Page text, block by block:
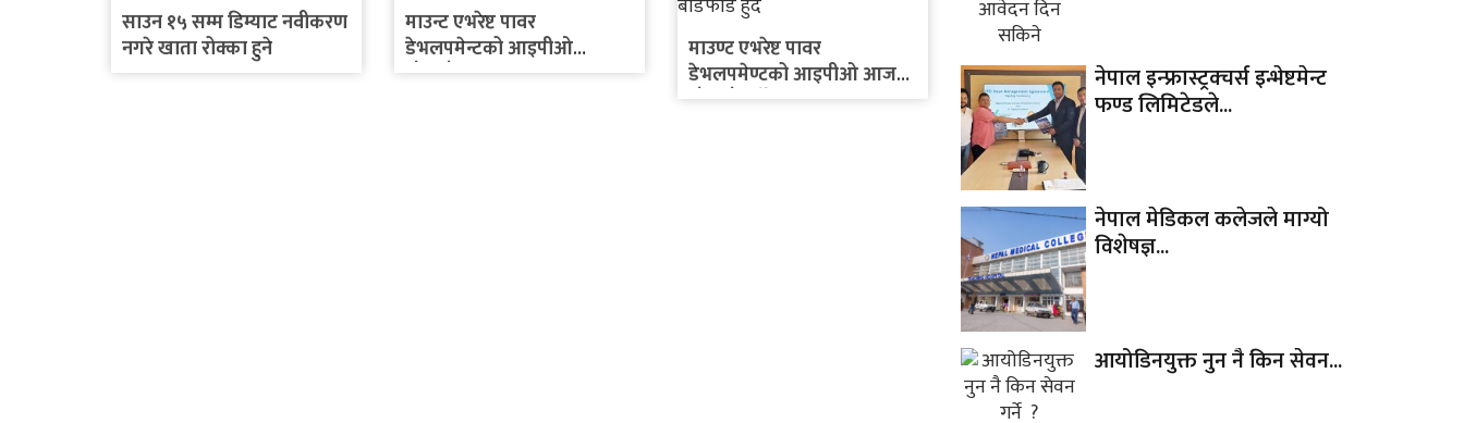
साउन १५ सम्म डिम्याट नवीकरण
नगरे खाता रोक्का हुने
माउन्ट एभरेष्ट पावर
डेभलपमेन्टको आइपीओ
माउण्ट एभरेष्ट पावर
डेभलपमेण्टको आइपीओ आज
नेपाल इन्फ्रास्ट्रक्चर्स इन्भेष्टमेन्ट
फण्ड लिमिटेडले...
नेपाल मेडिकल कलेजले माग्यो
विशेषज्ञ...
आयोडिनयुक्त नुन नै किन सेवन...